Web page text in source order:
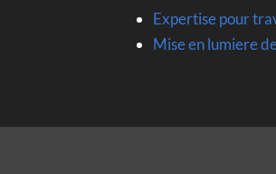
Expertise pour
Mise en lumiere